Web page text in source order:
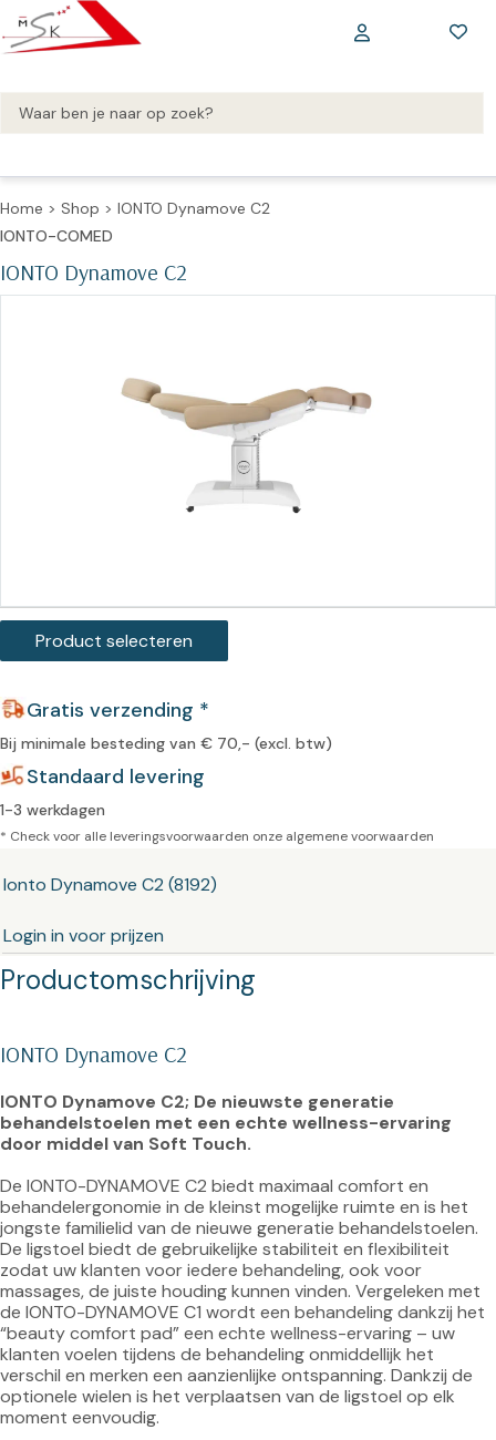
Home > Shop > IONTO Dynamove C2
IONTO Dynamove C2
IONTO-COMED
Product selecteren
Gratis verzending *
Bij minimale besteding van € 70,- (excl. btw)
Standaard levering
1-3 werkdagen
* Check voor alle leveringsvoorwaarden onze algemene voorwaarden
Ionto Dynamove C2 (8192)
Login in voor prijzen
Productomschrijving
IONTO Dynamove C2
IONTO Dynamove C2; De nieuwste generatie
behandelstoelen met een echte wellness-ervaring
door middel van Soft Touch.
De IONTO-DYNAMOVE C2 biedt maximaal comfort en
behandelergonomie in de kleinst mogelijke ruimte en is het
jongste familielid van de nieuwe generatie behandelstoelen.
De ligstoel biedt de gebruikelijke stabiliteit en flexibiliteit
zodat uw klanten voor iedere behandeling, ook voor
massages, de juiste houding kunnen vinden. Vergeleken met
de IONTO-DYNAMOVE C1 wordt een behandeling dankzij het
“beauty comfort pad” een echte wellness-ervaring – uw
klanten voelen tijdens de behandeling onmiddellijk het
verschil en merken een aanzienlijke ontspanning. Dankzij de
optionele wielen is het verplaatsen van de ligstoel op elk